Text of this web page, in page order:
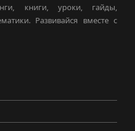
книги, уроки, гайды,
Развивайся вместе с